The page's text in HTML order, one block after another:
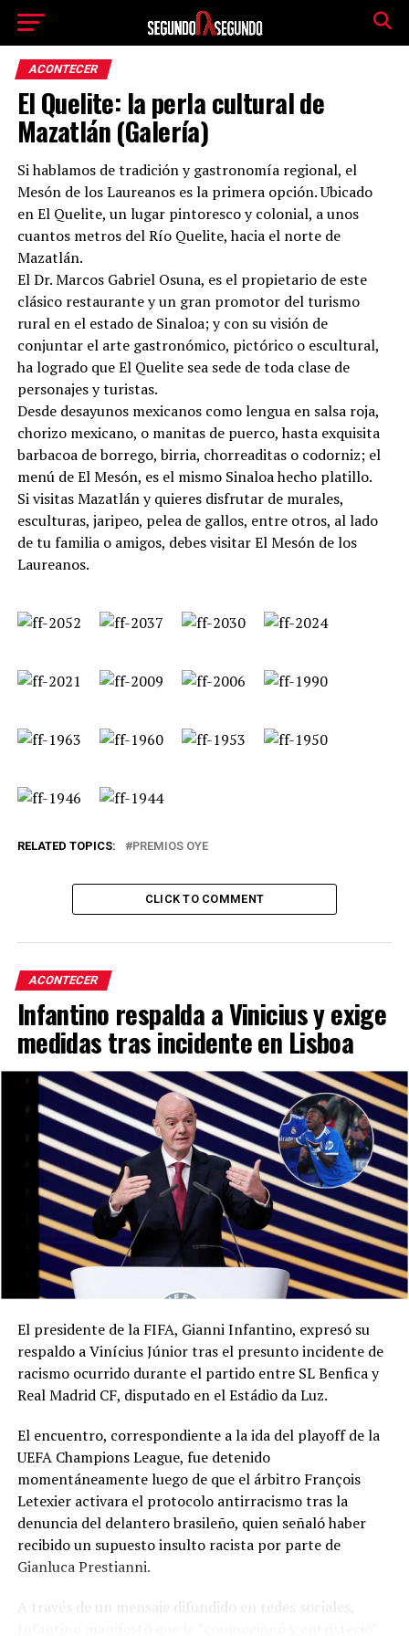
ACONTECER
El Quelite: la perla cultural de
Mazatlán (Galería)
Si hablamos de tradición y gastronomía regional, el
Mesón de los Laureanos es la primera opción. Ubicado
en El Quelite, un lugar pintoresco y colonial, a unos
cuantos metros del Río Quelite, hacia el norte de
Mazatlán.
El Dr. Marcos Gabriel Osuna, es el propietario de este
clásico restaurante y un gran promotor del turismo
rural en el estado de Sinaloa; y con su visión de
conjuntar el arte gastronómico, pictórico o escultural,
ha logrado que El Quelite sea sede de toda clase de
personajes y turistas.
Desde desayunos mexicanos como lengua en salsa roja,
chorizo mexicano, o manitas de puerco, hasta exquisita
barbacoa de borrego, birria, chorreaditas o codorniz; el
menú de El Mesón, es el mismo Sinaloa hecho platillo.
Si visitas Mazatlán y quieres disfrutar de murales,
esculturas, jaripeo, pelea de gallos, entre otros, al lado
de tu familia o amigos, debes visitar El Mesón de los
Laureanos.
RELATED TOPICS: PREMIOS OYE
CLICK TO COMMENT
ACONTECER
Infantino respalda a Vinicius y exige
medidas tras incidente en Lisboa
El presidente de la FIFA, Gianni Infantino, expresó su
respaldo a Vinícius Júnior tras el presunto incidente de
racismo ocurrido durante el partido entre SL Benfica y
Real Madrid CF, disputado en el Estádio da Luz.
El encuentro, correspondiente a la ida del playoff de la
UEFA Champions League, fue detenido
momentáneamente luego de que el árbitro François
Letexier activara el protocolo antirracismo tras la
denuncia del delantero brasileño, quien señaló haber
recibido un supuesto insulto racista por parte de
Gianluca Prestianni.
A través de un mensaje difundido en redes sociales,